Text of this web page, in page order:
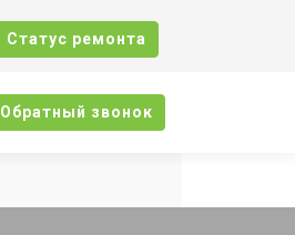
Cтатус ремонта
Oбратный звонок